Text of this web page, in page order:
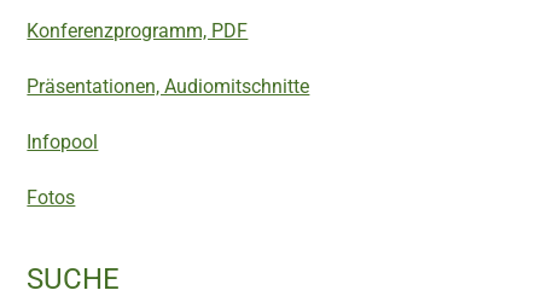
Konferenzprogramm, PDF
Präsentationen, Audiomitschnitte
Infopool
Fotos
SUCHE